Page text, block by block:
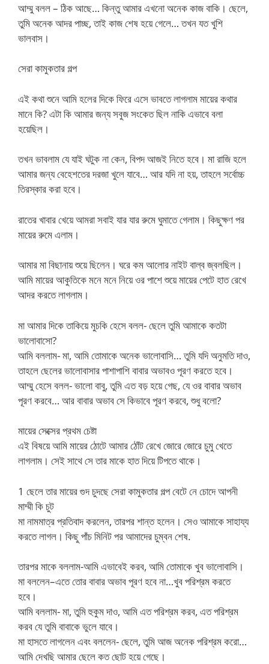
আম্মু বলল – ঠিক আছে… কিন্তু আমার এখনো অনেক কাজ বাকি। ছেলে,
তুমি অনেক আদর পাচ্ছ, তাই কাজ শেষ হয়ে গেলে… তখন যত খুশি
ভালবাস।
সেরা কামুকতার গল্প
এই কথা শুনে আমি হলের দিকে ফিরে এসে ভাবতে লাগলাম মায়ের কথার
মানে কি? এটা কি আমার জন্য সবুজ সংকেত ছিল নাকি এভাবে বলা
হয়েছিল।
তখন ভাবলাম যে যাই ঘটুক না কেন, বিপদ আজই নিতে হবে। মা রাজি হলে
আমার জন্য বেহেশতের দরজা খুলে যাবে… আর যদি না হয়, তাহলে সর্বোচ্চ
তিরস্কার করা হবে।
রাতের খাবার খেয়ে আমরা সবাই যার যার রুমে ঘুমাতে গেলাম। কিছুক্ষণ পর
মায়ের রুমে এলাম।
আমার মা বিছানায় শুয়ে ছিলেন। ঘরে কম আলোর নাইট বাল্ব জ্বলছিল।
আমি মায়ের আকুতিকে মনে মনে নিয়ে ওর পাশে শুয়ে মায়ের পেটে হাত রেখে
আদর করতে লাগলাম।
মা আমার দিকে তাকিয়ে মুচকি হেসে বলল- ছেলে তুমি আমাকে কতটা
ভালোবাসো?
আমি বললাম- মা, আমি তোমাকে অনেক ভালোবাসি… তুমি যদি অনুমতি দাও,
তাহলে ছেলের ভালোবাসার পাশাপাশি বাবার অভাবও পূরণ করতে হবে।
আম্মু হেসে বলল- ভালো বাবু, তুমি এত বড় হয়ে গেছ, যে ওর বাবার অভাব
পূরণ করবে… আর বাবার অভাব সে কিভাবে পূরণ করবে, শুধু বলো?
মায়ের সেক্সের প্রথম চেষ্টা
এই বিষয়ে আমি মায়ের ঠোটে আমার ঠোঁট রেখে জোরে জোরে চুমু খেতে
লাগলাম। সেই সাথে সে তার মাকে হাত দিয়ে টিপতে থাকে।
1 ছেলে তার মায়ের গুদ চুদছে সেরা কামুকতার গল্প বেটে নে চোদে আপনী
মাম্মী কি চুট
মা নামমাত্র প্রতিবাদ করলেন, তারপর শান্ত হলেন। সেও আমাকে সাহায্য
করতে লাগল। কিছু পাঁচ মিনিট পর আমাদের চুম্বন শেষ.
তারপর মাকে বললাম-আমি এভাবেই করব, আমি তোমাকে খুব ভালোবাসি।
মা বললেন–এতে তোর বাবার অভাব পূরণ হবে না…খুব পরিশ্রম করতে
হবে।
আমি বললাম- মা, তুমি হুকুম দাও, আমি এত পরিশ্রম করব, এত পরিশ্রম
করব যে তুমি বাবাকে ভুলে যাবে।
মা হাসতে লাগলেন এবং বললেন- ছেলে, তুমি আজ অনেক পরিশ্রম করো…
আমি দেখছি আমার ছেলে কত ছোট হয়ে গেছে।